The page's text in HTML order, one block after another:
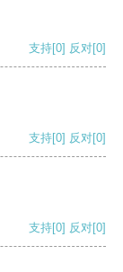
支持[0] 反对[0]
支持[0] 反对[0]
支持[0] 反对[0]